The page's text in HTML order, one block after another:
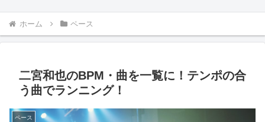
ホーム ペース
二宮和也のBPM・曲を一覧に！テンポの合
う曲でランニング！
ペース